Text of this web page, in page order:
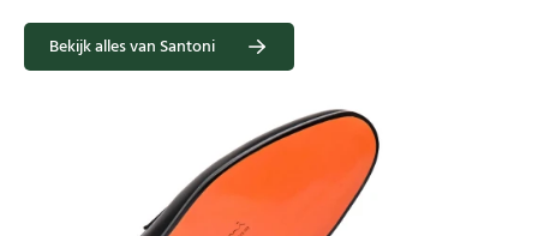
Bekijk alles van Santoni